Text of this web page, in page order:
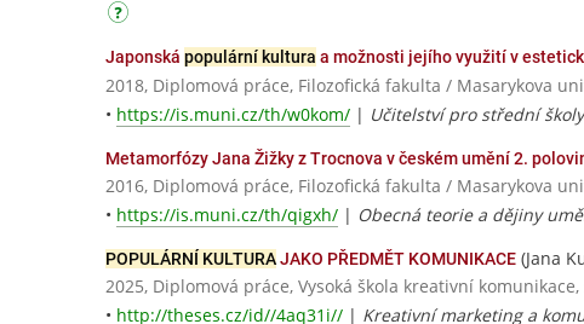
Japonská populární kultura a možnosti jejího využití v
2018, Diplomová práce, Filozofická fakulta / Masarykova
• https://is.muni.cz/th/w0kom/ | Učitelství pro střední
Metamorfózy Jana Žižky z Trocnova v českém umění 2.
2016, Diplomová práce, Filozofická fakulta / Masarykova
• https://is.muni.cz/th/qigxh/ | Obecná teorie a dějiny
POPULÁRNÍ KULTURAJAKO PŘEDMĚT KOMUNIKACE (Jana
2025, Diplomová práce, Vysoká škola kreativní
• http://theses.cz/id//4aq31i// | Kreativní marketing a